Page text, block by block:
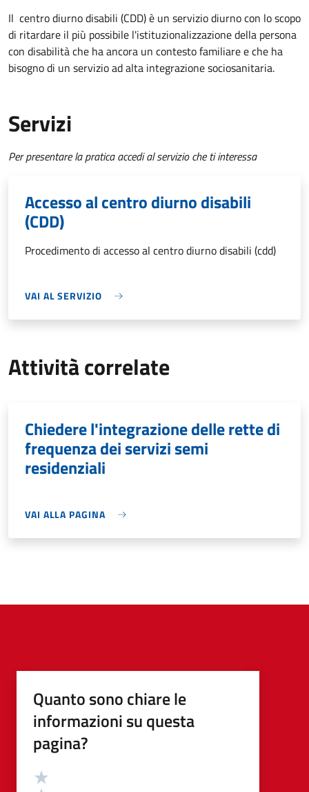
Il centro diurno disabili (CDD) è un servizio diurno con lo scopo
di ritardare il più possibile l'istituzionalizzazione della persona
con disabilità che ha ancora un contesto familiare e che ha
bisogno di un servizio ad alta integrazione sociosanitaria.
Servizi
Per presentare la pratica accedi al servizio che ti interessa
Accesso al centro diurno disabili
(CDD)
Procedimento di accesso al centro diurno disabili (cdd)
VAI AL SERVIZIO
Attività correlate
Chiedere l'integrazione delle rette di
frequenza dei servizi semi
residenziali
VAI ALLA PAGINA
Quanto sono chiare le
informazioni su questa
pagina?
Valutazione